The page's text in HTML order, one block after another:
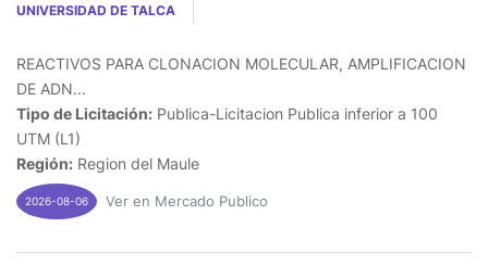
UNIVERSIDAD DE TALCA
REACTIVOS PARA CLONACION MOLECULAR, AMPLIFICACION
DE ADN...
Tipo de Licitación: Publica-Licitacion Publica inferior a 100
UTM (L1)
Región: Region del Maule
2026-08-06 Ver en Mercado Publico